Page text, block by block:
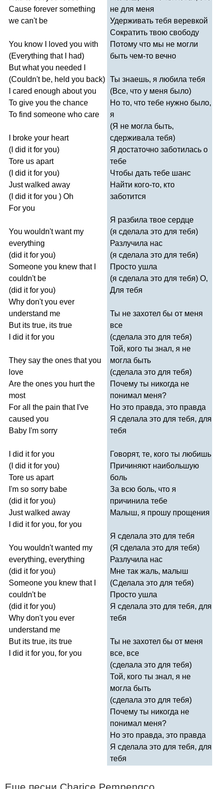
Cause forever something
we can't be
You know loved you with
(Everything that had)
But what you needed
(Couldn't be, held you back)
cared enough about you
To give you the chance
To find someone who care
broke your heart
( did it for you)
Tore us apart
( did it for you)
Just walked away
( did it for you ) Oh
For you
You wouldn't want my
everything
(did it for you)
Someone you knew that
couldn't be
(did it for you)
Why don't you ever
understand me
But its true, its true
did it for you
They say the ones that you
love
Are the ones you hurt the
most
For all the pain that I've
caused you
Baby I'm sorry
did it for you
( did it for you)
Tore us apart
I'm so sorry babe
(did it for you)
Just walked away
did it for you, for you
You wouldn't wanted my
everything, everything
(did it for you)
Someone you knew that
couldn't be
(did it for you)
Why don't you ever
understand me
But its true, its true
did it for you, for you
не для меня
Удерживать тебя веревкой
Сократить твою свободу
Потому что мы не могли
быть чем-то вечно
Ты знаешь, я любила тебя
(Все, что у меня было)
Но то, что тебе нужно было,
я
(Я не могла быть,
сдерживала тебя)
Я достаточно заботилась о
тебе
Чтобы дать тебе шанс
Найти кого-то, кто
заботится
Я разбила твое сердце
(я сделала это для тебя)
Разлучила нас
(я сделала это для тебя)
Просто ушла
(я сделала это для тебя) О,
Для тебя
Ты не захотел бы от меня
все
(сделала это для тебя)
Той, кого ты знал, я не
могла быть
(сделала это для тебя)
Почему ты никогда не
понимал меня?
Но это правда, это правда
Я сделала это для тебя, для
тебя
Говорят, те, кого ты любишь
Причиняют наибольшую
боль
За всю боль, что я
причинила тебе
Малыш, я прошу прощения
Я сделала это для тебя
(Я сделала это для тебя)
Разлучила нас
Мне так жаль, малыш
(Сделала это для тебя)
Просто ушла
Я сделала это для тебя, для
тебя
Ты не захотел бы от меня
все, все
(сделала это для тебя)
Той, кого ты знал, я не
могла быть
(сделала это для тебя)
Почему ты никогда не
понимал меня?
Но это правда, это правда
Я сделала это для тебя, для
тебя
Еще песни Charice Pempengco